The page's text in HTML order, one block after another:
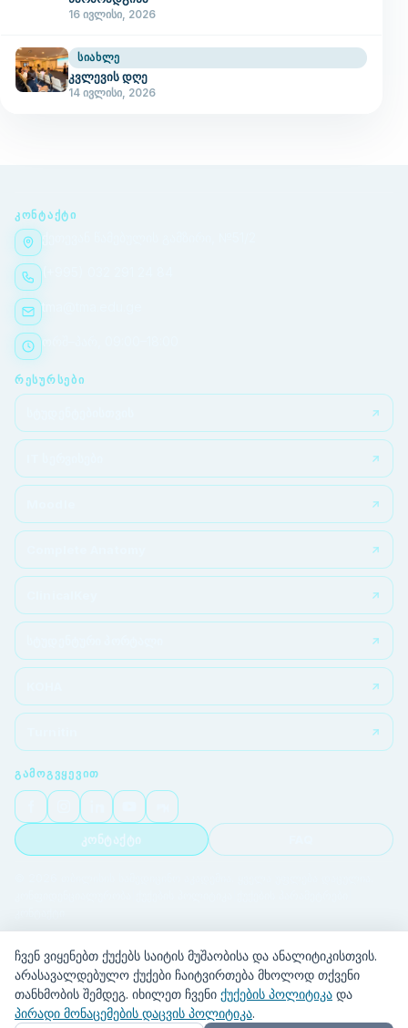
16 ივლისი, 2026
ᲡᲘᲐᲮᲚᲔ
კვლევის დღე
14 ივლისი, 2026
ᲙᲝᲜᲢᲐᲥᲢᲘ
ᲠᲔᲡᲣᲠᲡᲔᲑᲘ
ᲒᲐᲛᲝᲒᲕᲧᲔᲕᲘᲗ
კონტაქტი
ჩვენ ვიყენებთ ქუქებს საიტის მუშაობისა და ანალიტიკისთვის.
არასავალდებულო ქუქები ჩაიტვირთება მხოლოდ თქვენი
თანხმობის შემდეგ. იხილეთ ჩვენი ქუქების პოლიტიკა და
პირადი მონაცემების დაცვის პოლიტიკა.